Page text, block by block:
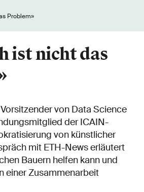
Problem»
ist nicht das
von Data Science
der ICAIN-
von künstlicher
mit ETH-News erläutert
Bauern helfen kann und
einer Zusammenarbeit